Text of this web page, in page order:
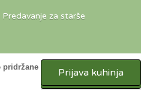
za starše
pridržane Prijava kuhinja